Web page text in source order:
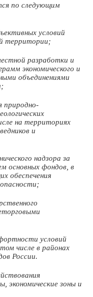
по следующим
условий
территории;
разработки и
экономического и
объединениями
природно-
на территориях
и
надзора за
основных фондов, в
обеспечения
условий
числе в районах
России.
экономические зоны и